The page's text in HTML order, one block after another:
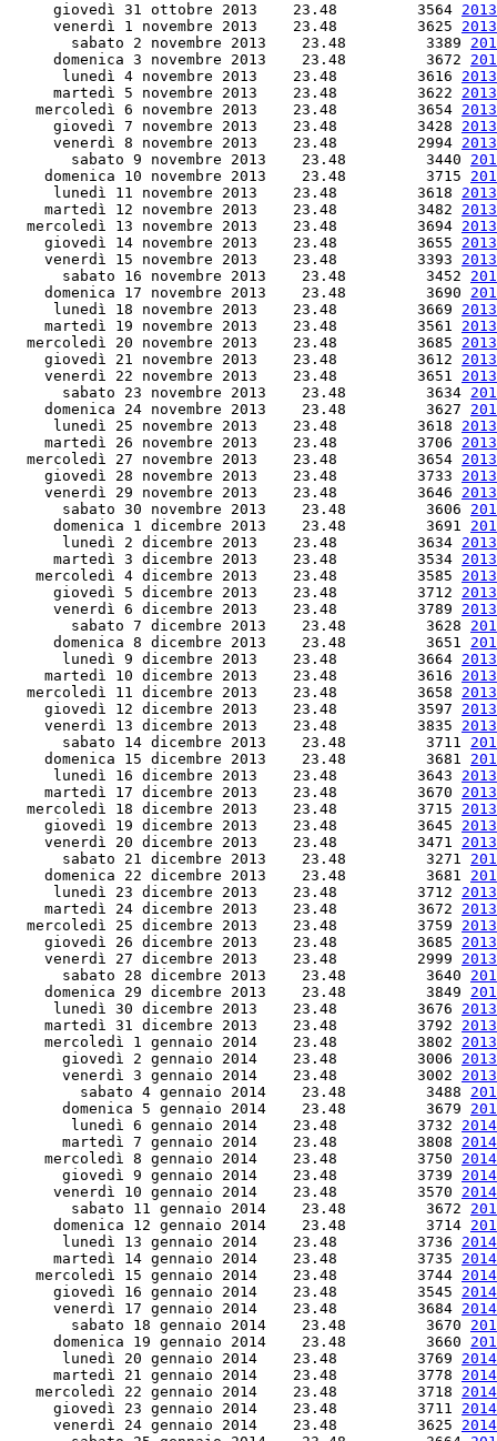
     giovedì 31 ottobre 2013    23.48         3564
     venerdì 1 novembre 2013    23.48         3625
       sabato 2 novembre 2013    23.48         3389
     domenica 3 novembre 2013    23.48         3672
      lunedì 4 novembre 2013    23.48         3616
     martedì 5 novembre 2013    23.48         3622
   mercoledì 6 novembre 2013    23.48         3654
     giovedì 7 novembre 2013    23.48         3428
     venerdì 8 novembre 2013    23.48         2994
       sabato 9 novembre 2013    23.48         3440
    domenica 10 novembre 2013    23.48         3715
     lunedì 11 novembre 2013    23.48         3618
    martedì 12 novembre 2013    23.48         3482
  mercoledì 13 novembre 2013    23.48         3694
    giovedì 14 novembre 2013    23.48         3655
    venerdì 15 novembre 2013    23.48         3393
      sabato 16 novembre 2013    23.48         3452
    domenica 17 novembre 2013    23.48         3690
     lunedì 18 novembre 2013    23.48         3669
    martedì 19 novembre 2013    23.48         3561
  mercoledì 20 novembre 2013    23.48         3685
    giovedì 21 novembre 2013    23.48         3612
    venerdì 22 novembre 2013    23.48         3651
      sabato 23 novembre 2013    23.48         3634
    domenica 24 novembre 2013    23.48         3627
     lunedì 25 novembre 2013    23.48         3618
    martedì 26 novembre 2013    23.48         3706
  mercoledì 27 novembre 2013    23.48         3654
    giovedì 28 novembre 2013    23.48         3733
    venerdì 29 novembre 2013    23.48         3646
      sabato 30 novembre 2013    23.48         3606
     domenica 1 dicembre 2013    23.48         3691
      lunedì 2 dicembre 2013    23.48         3634
     martedì 3 dicembre 2013    23.48         3534
   mercoledì 4 dicembre 2013    23.48         3585
     giovedì 5 dicembre 2013    23.48         3712
     venerdì 6 dicembre 2013    23.48         3789
       sabato 7 dicembre 2013    23.48         3628
     domenica 8 dicembre 2013    23.48         3651
      lunedì 9 dicembre 2013    23.48         3664
    martedì 10 dicembre 2013    23.48         3616
  mercoledì 11 dicembre 2013    23.48         3658
    giovedì 12 dicembre 2013    23.48         3597
    venerdì 13 dicembre 2013    23.48         3835
      sabato 14 dicembre 2013    23.48         3711
    domenica 15 dicembre 2013    23.48         3681
     lunedì 16 dicembre 2013    23.48         3643
    martedì 17 dicembre 2013    23.48         3670
  mercoledì 18 dicembre 2013    23.48         3715
    giovedì 19 dicembre 2013    23.48         3645
    venerdì 20 dicembre 2013    23.48         3471
      sabato 21 dicembre 2013    23.48         3271
    domenica 22 dicembre 2013    23.48         3681
     lunedì 23 dicembre 2013    23.48         3712
    martedì 24 dicembre 2013    23.48         3672
  mercoledì 25 dicembre 2013    23.48         3759
    giovedì 26 dicembre 2013    23.48         3685
    venerdì 27 dicembre 2013    23.48         2999
      sabato 28 dicembre 2013    23.48         3640
    domenica 29 dicembre 2013    23.48         3849
     lunedì 30 dicembre 2013    23.48         3676
    martedì 31 dicembre 2013    23.48         3792
    mercoledì 1 gennaio 2014    23.48         3802
      giovedì 2 gennaio 2014    23.48         3006
      venerdì 3 gennaio 2014    23.48         3002
        sabato 4 gennaio 2014    23.48         3488
      domenica 5 gennaio 2014    23.48         3679
       lunedì 6 gennaio 2014    23.48         3732
      martedì 7 gennaio 2014    23.48         3808
    mercoledì 8 gennaio 2014    23.48         3750
      giovedì 9 gennaio 2014    23.48         3739
     venerdì 10 gennaio 2014    23.48         3570
       sabato 11 gennaio 2014    23.48         3672
     domenica 12 gennaio 2014    23.48         3714
      lunedì 13 gennaio 2014    23.48         3736
     martedì 14 gennaio 2014    23.48         3735
   mercoledì 15 gennaio 2014    23.48         3744
     giovedì 16 gennaio 2014    23.48         3545
     venerdì 17 gennaio 2014    23.48         3684
       sabato 18 gennaio 2014    23.48         3670
     domenica 19 gennaio 2014    23.48         3660
      lunedì 20 gennaio 2014    23.48         3769
     martedì 21 gennaio 2014    23.48         3778
   mercoledì 22 gennaio 2014    23.48         3718
     giovedì 23 gennaio 2014    23.48         3711
     venerdì 24 gennaio 2014    23.48         3625